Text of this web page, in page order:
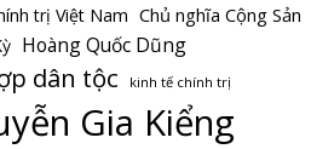
trị Việt Nam Chủ nghĩa Cộng Sản
Hoàng Quốc Dũng
dân tộc kinh tế chính trị
Gia Kiểng